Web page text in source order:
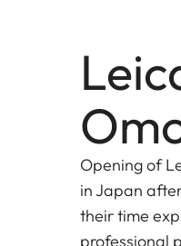
Opening of
in Japan
their time
professional